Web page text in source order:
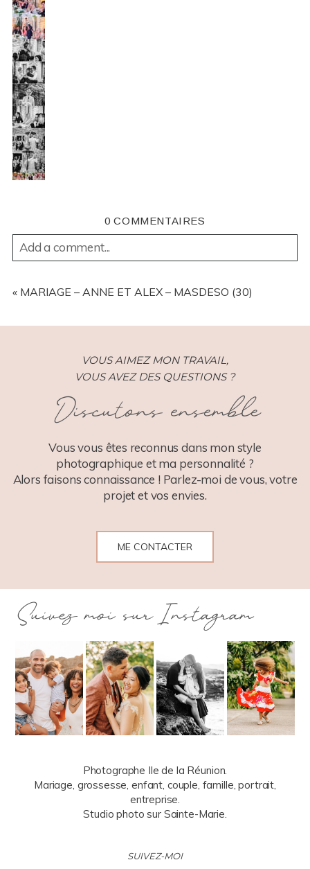
0 COMMENTAIRES
Add a comment...
REQUIRED FIELDS ARE MARKED *
« MARIAGE – ANNE ET ALEX – MASDESO (30)
VOUS AIMEZ MON TRAVAIL,
VOUS AVEZ DES QUESTIONS ?
Discutons ensemble
Vous vous êtes reconnus dans mon style
photographique et ma personnalité ?
Alors faisons connaissance ! Parlez-moi de vous, votre
projet et vos envies.
ME CONTACTER
Suivez moi sur Instagram
Photographe Ile de la Réunion.
Mariage, grossesse, enfant, couple, famille, portrait,
entreprise.
Studio photo sur Sainte-Marie.
SUIVEZ-MOI